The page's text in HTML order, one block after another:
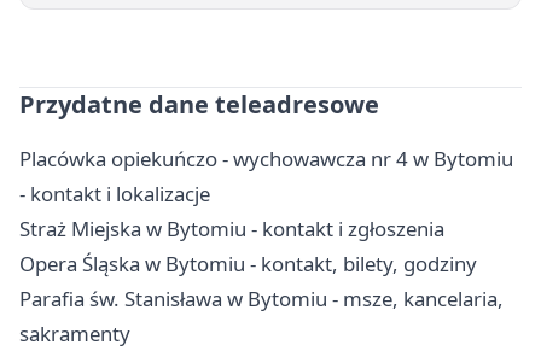
Przydatne dane teleadresowe
Placówka opiekuńczo - wychowawcza nr 4 w Bytomiu
- kontakt i lokalizacje
Straż Miejska w Bytomiu - kontakt i zgłoszenia
Opera Śląska w Bytomiu - kontakt, bilety, godziny
Parafia św. Stanisława w Bytomiu - msze, kancelaria,
sakramenty